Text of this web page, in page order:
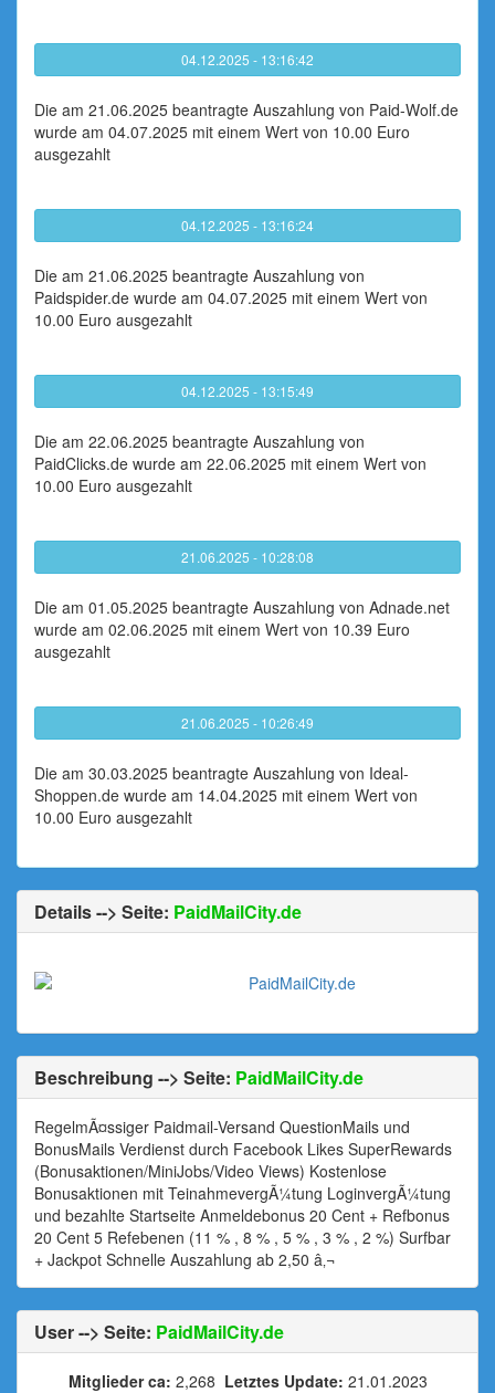
04.12.2025 - 13:16:42
Die am 21.06.2025 beantragte Auszahlung von Paid-Wolf.de
wurde am 04.07.2025 mit einem Wert von 10.00 Euro
ausgezahlt
04.12.2025 - 13:16:24
Die am 21.06.2025 beantragte Auszahlung von
Paidspider.de wurde am 04.07.2025 mit einem Wert von
10.00 Euro ausgezahlt
04.12.2025 - 13:15:49
Die am 22.06.2025 beantragte Auszahlung von
PaidClicks.de wurde am 22.06.2025 mit einem Wert von
10.00 Euro ausgezahlt
21.06.2025 - 10:28:08
Die am 01.05.2025 beantragte Auszahlung von Adnade.net
wurde am 02.06.2025 mit einem Wert von 10.39 Euro
ausgezahlt
21.06.2025 - 10:26:49
Die am 30.03.2025 beantragte Auszahlung von Ideal-
Shoppen.de wurde am 14.04.2025 mit einem Wert von
10.00 Euro ausgezahlt
Details --> Seite: PaidMailCity.de
Beschreibung --> Seite: PaidMailCity.de
RegelmÃ¤ssiger Paidmail-Versand QuestionMails und
BonusMails Verdienst durch Facebook Likes SuperRewards
(Bonusaktionen/MiniJobs/Video Views) Kostenlose
Bonusaktionen mit TeinahmevergÃ¼tung LoginvergÃ¼tung
und bezahlte Startseite Anmeldebonus 20 Cent + Refbonus
20 Cent 5 Refebenen (11 % , 8 % , 5 % , 3 % , 2 %) Surfbar
+ Jackpot Schnelle Auszahlung ab 2,50 â‚¬
User --> Seite: PaidMailCity.de
Mitglieder ca: 2,268 Letztes Update: 21.01.2023